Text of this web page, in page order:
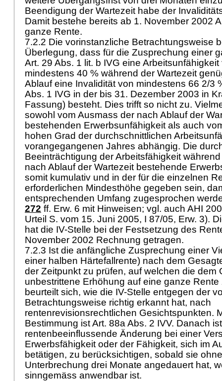
Beendigung der Wartezeit habe der
Damit bestehe bereits ab 1. November 2002
ganze Rente.
7.2.2 Die vorinstanzliche Betrachtungsweise
Überlegung, dass für die Zusprechung einer
Art. 29 Abs. 1 lit. b IVG eine
mindestens 40 % während der Wartezeit
Ablauf eine Invalidität von mindestens 66 2/3
Abs. 1 IVG in der bis 31. Dezember 2003 in
Fassung) besteht. Dies trifft so nicht zu.
sowohl vom Ausmass der nach Ablauf der
bestehenden Erwerbsunfähigkeit als auch
hohen Grad der durchschnittlichen
vorangegangenen Jahres abhängig. Die
Beeinträchtigung der Arbeitsfähigkeit
nach Ablauf der Wartezeit bestehende
somit kumulativ und in der für die einzelnen
erforderlichen Mindesthöhe gegeben sein,
entsprechenden Umfang zugesprochen
272 ff. Erw. 6 mit Hinweisen; vgl. auch AHI
Urteil S. vom 15. Juni 2005, I 87/05, Erw. 3).
hat die IV-Stelle bei der Festsetzung des
November 2002 Rechnung getragen.
7.2.3 Ist die anfängliche Zusprechung einer
einer halben Härtefallrente) nach dem
der Zeitpunkt zu prüfen, auf welchen die dem
unbestrittene Erhöhung auf eine ganze
beurteilt sich, wie die IV-Stelle entgegen der
Betrachtungsweise richtig erkannt hat, nach
rentenrevisionsrechtlichen Gesichtspunkten.
Bestimmung istArt. 88a Abs. 2 IVV. Danach
rentenbeeinflussende Änderung bei einer
Erwerbsfähigkeit oder der Fähigkeit, sich im
betätigen, zu berücksichtigen, sobald sie
Unterbrechung drei Monate angedauert hat,
sinngemäss anwendbar ist.